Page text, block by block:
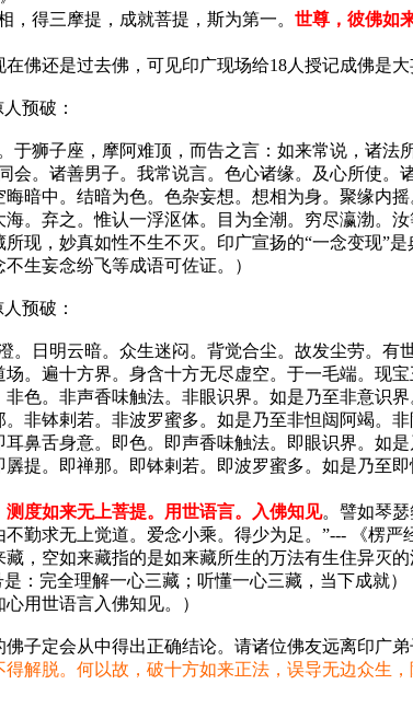
，得三摩提，成就菩提，斯为第一。 世尊，彼佛如
佛还是过去佛，可见印广现场给18人授记成佛是大
预破：
狮子座，摩阿难顶，而告之言：如来常说，诸法
。诸善男子。我常说言。色心诸缘。及心所使。
暗中。结暗为色。色杂妄想。想相为身。聚缘内
。弃之。惟认一浮沤体。目为全潮。穷尽瀛渤。
现，妙真如性不生不灭。印广宣扬的“一念变现
生妄念纷飞等成语可佐证。）
预破：
。日明云暗。众生迷闷。背觉合尘。故发尘劳。
。遍十方界。身含十方无尽虚空。于一毛端。现
色。非声香味触法。非眼识界。如是乃至非意识
非钵剌若。非波罗蜜多。如是乃至非怛闼阿竭。
鼻舌身意。即色。即声香味触法。即眼识界。如
提。即禅那。即钵剌若。即波罗蜜多。如是乃至
度如来无上菩提。用世语言。入佛知见。譬如琴
勤求无上觉道。爱念小乘。得少为足。”--- 《楞严
藏，空如来藏指的是如来藏所生的万法有生住异
：完全理解一心三藏；听懂一心三藏，当下成就
用世语言入佛知见。）
子定会从中得出正确结论。请诸位佛友远离印广
解脱。何以故，破十方如来正法，误导无边众生